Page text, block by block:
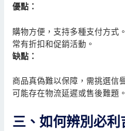
優點：
購物方便，支持多種支付方式。
常有折扣和促銷活動。
缺點：
商品真偽難以保障，需挑選信
可能存在物流延遲或售後難題。
三、如何辨別必利